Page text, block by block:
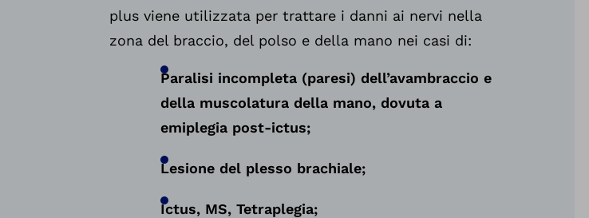
plus viene utilizzata per trattare i danni ai nervi nella
zona del braccio, del polso e della mano nei casi di:
Paralisi incompleta (paresi) dell’avambraccio e
della muscolatura della mano, dovuta a
emiplegia post-ictus;
Lesione del plesso brachiale;
Ictus, MS, Tetraplegia;